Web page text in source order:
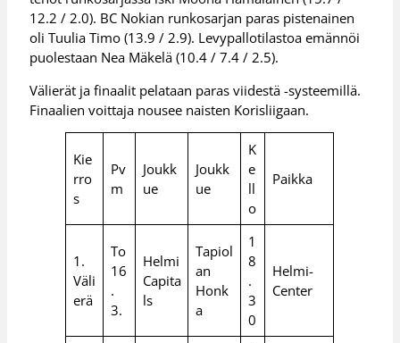
12.2 / 2.0). BC Nokian runkosarjan paras pistenainen
oli Tuulia Timo (13.9 / 2.9). Levypallotilastoa emännöi
puolestaan Nea Mäkelä (10.4 / 7.4 / 2.5).
Välierät ja finaalit pelataan paras viidestä -systeemillä.
Finaalien voittaja nousee naisten Korisliigaan.
Kie
rro
s
Pv
m
Joukk
ue
Joukk
ue
K
e
ll
o
Paikka
1.
Väli
erä
To
16
.
3.
Helmi
Capita
ls
Tapiol
an
Honk
a
1
8
.
3
0
Helmi-
Center